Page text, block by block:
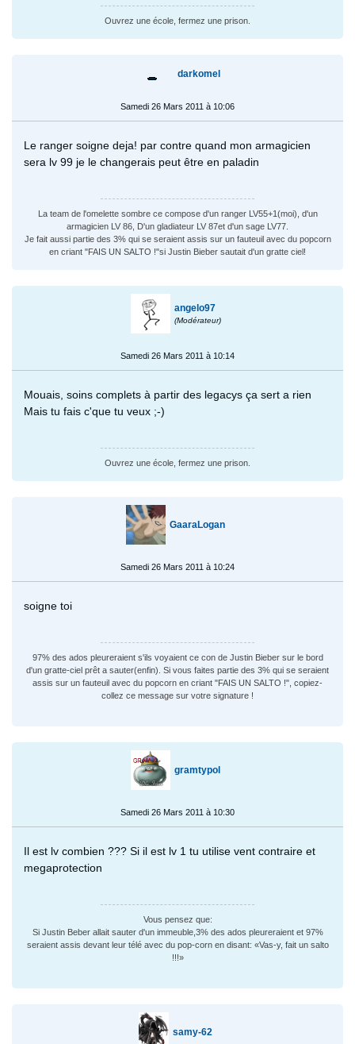
Ouvrez une école, fermez une prison.
darkomel
Samedi 26 Mars 2011 à 10:06
Le ranger soigne deja! par contre quand mon armagicien
sera lv 99 je le changerais peut être en paladin
La team de l'omelette sombre ce compose d'un ranger LV55+1(moi), d'un
armagicien LV 86, D'un gladiateur LV 87et d'un sage LV77.
Je fait aussi partie des 3% qui se seraient assis sur un fauteuil avec du popcorn
en criant "FAIS UN SALTO !"si Justin Bieber sautait d'un gratte ciel!
angelo97
(Modérateur)
Samedi 26 Mars 2011 à 10:14
Mouais, soins complets à partir des legacys ça sert a rien
Mais tu fais c'que tu veux ;-)
Ouvrez une école, fermez une prison.
GaaraLogan
Samedi 26 Mars 2011 à 10:24
soigne toi
97% des ados pleureraient s'ils voyaient ce con de Justin Bieber sur le bord
d'un gratte-ciel prêt a sauter(enfin). Si vous faites partie des 3% qui se seraient
assis sur un fauteuil avec du popcorn en criant "FAIS UN SALTO !", copiez-
collez ce message sur votre signature !
gramtypol
Samedi 26 Mars 2011 à 10:30
Il est lv combien ??? Si il est lv 1 tu utilise vent contraire et
megaprotection
Vous pensez que:
Si Justin Beber allait sauter d'un immeuble,3% des ados pleureraient et 97%
seraient assis devant leur télé avec du pop-corn en disant: «Vas-y, fait un salto
!!!»
samy-62